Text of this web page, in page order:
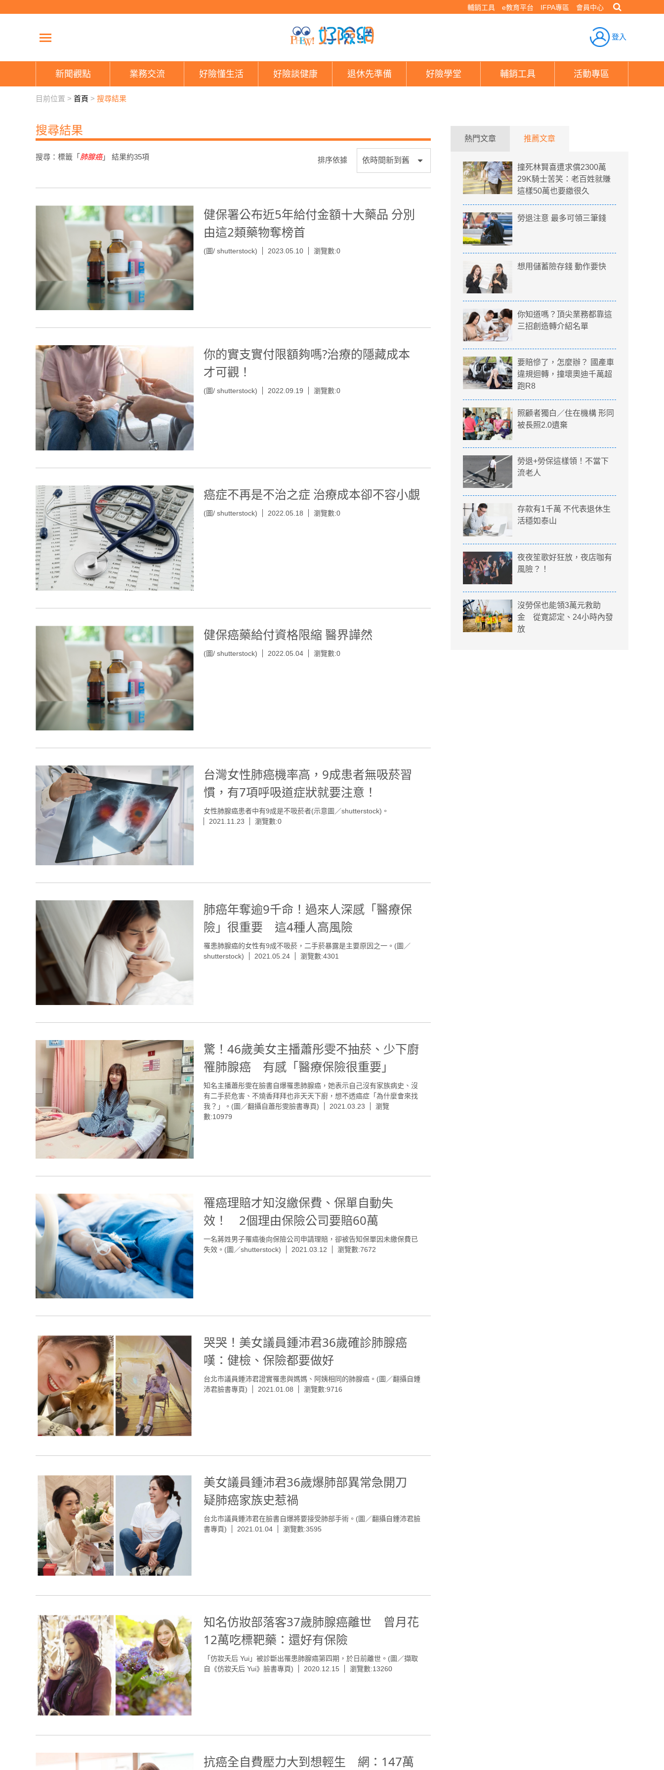
輔銷工具 e教育平台 IFPA專區 會員中心
登入
新聞觀點 業務交流 好險懂生活 好險談健康 退休先準備 好險學堂 輔銷工具 活動專區
目前位置 > 首頁 > 搜尋結果
搜尋結果
搜尋：標籤「 肺腺癌」 結果約35項 排序依據
健保署公布近5年給付金額十大藥品 分別
由這2類藥物奪榜首
(圖/ shutterstock) 2023.05.10 瀏覽數:0
你的實支實付限額夠嗎?治療的隱藏成本
才可觀！
(圖/ shutterstock) 2022.09.19 瀏覽數:0
癌症不再是不治之症 治療成本卻不容小覷
(圖/ shutterstock) 2022.05.18 瀏覽數:0
健保癌藥給付資格限縮 醫界譁然
(圖/ shutterstock) 2022.05.04 瀏覽數:0
台灣女性肺癌機率高，9成患者無吸菸習
慣，有7項呼吸道症狀就要注意！
女性肺腺癌患者中有9成是不吸菸者(示意圖／shutterstock)。
2021.11.23
瀏覽數:0
肺癌年奪逾9千命！過來人深感「醫療保
險」很重要 這4種人高風險
罹患肺腺癌的女性有9成不吸菸，二手菸暴露是主要原因之一。(圖／
shutterstock)
2021.05.24 瀏覽數:4301
驚！46歲美女主播蕭彤雯不抽菸、少下廚
罹肺腺癌 有感「醫療保險很重要」
知名主播蕭彤雯在臉書自爆罹患肺腺癌，她表示自己沒有家族病史、沒
有二手菸危害、不燒香拜拜也非天天下廚，想不透癌症「為什麼會來找
我？」。(圖／翻攝自蕭彤雯臉書專頁)
2021.03.23
瀏覽
數:10979
罹癌理賠才知沒繳保費、保單自動失
效！ 2個理由保險公司要賠60萬
一名蔣姓男子罹癌後向保險公司申請理賠，卻被告知保單因未繳保費已
失效。(圖／shutterstock)
2021.03.12 瀏覽數:7672
哭哭！美女議員鍾沛君36歲確診肺腺癌
嘆：健檢、保險都要做好
台北市議員鍾沛君證實罹患與媽媽、阿姨相同的肺腺癌。(圖／翻攝自鍾
沛君臉書專頁)
2021.01.08 瀏覽數:9716
美女議員鍾沛君36歲爆肺部異常急開刀
疑肺癌家族史惹禍
台北市議員鍾沛君在臉書自爆將要接受肺部手術。(圖／翻攝自鍾沛君臉
書專頁)
2021.01.04 瀏覽數:3595
知名仿妝部落客37歲肺腺癌離世 曾月花
12萬吃標靶藥：還好有保險
「仿妝夭后 Yui」被診斷出罹患肺腺癌第四期，於日前離世。(圖／擷取
自《仿妝夭后 Yui》臉書專頁)
2020.12.15 瀏覽數:13260
抗癌全自費壓力大到想輕生 網：147萬
熱門文章 推薦文章
撞死林賢喜遭求償2300萬
29K騎士苦笑：老百姓就賺
這樣50萬也要繳很久
勞退注意 最多可領三筆錢
想用儲蓄險存錢 動作要快
你知道嗎？頂尖業務都靠這
三招創造轉介紹名單
要賠慘了，怎麼辦？ 國產車
違規迴轉，撞壞奧迪千萬超
跑R8
照顧者獨白／住在機構 形同
被長照2.0遺棄
勞退+勞保這樣領！不當下
流老人
存款有1千萬 不代表退休生
活穩如泰山
夜夜笙歌好狂放，夜店咖有
風險？！
沒勞保也能領3萬元救助
金 從寛認定、24小時內發
放